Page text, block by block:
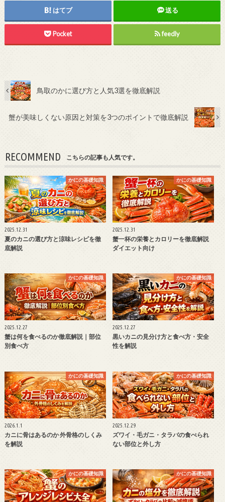
はてブ 送る
Pocket feedly
鳥取のかに選び方と人気3選を徹底解説
蟹が美味しくない原因と対策を3つのポイントで徹底解説
RECOMMEND こちらの記事も人気です。
かにの基礎知識
2025.12.31
夏のカニの選び方と涼味レシピを徹
底解説
かにの基礎知識
2025.12.31
蟹一杯の栄養とカロリーを徹底解説
ダイエット向け
かにの基礎知識
2025.12.27
蟹は何を食べるのか徹底解説｜部位
別食べ方
かにの基礎知識
2025.12.27
黒いカニの見分け方と食べ方・安全
性を解説
かにの基礎知識
2026.1.1
カニに骨はあるのか 外骨格のしくみ
を解説
かにの基礎知識
2025.12.29
ズワイ・毛ガニ・タラバの食べられ
ない部位と外し方
かにの基礎知識 かにの基礎知識